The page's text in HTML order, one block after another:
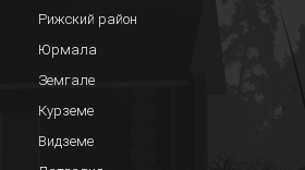
Рижский район
Юрмала
Земгале
Курземе
Видземе